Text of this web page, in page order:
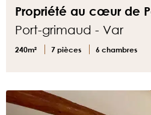
Propriété au cœur de
Port-grimaud - Var
240m² 7 pièces 6 chambres